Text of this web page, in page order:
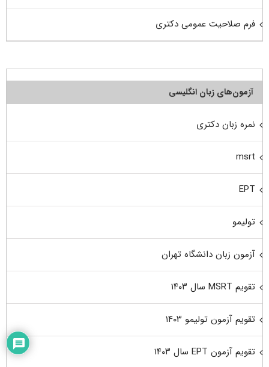
فرم صلاحیت عمومی دکتری
آزمون‌های زبان انگلیسی
نمره زبان دکتری
msrt
EPT
تولیمو
آزمون زبان دانشگاه تهران
تقویم MSRT سال ۱۴۰۳
تقویم آزمون تولیمو ۱۴۰۳
تقویم آزمون EPT سال ۱۴۰۳